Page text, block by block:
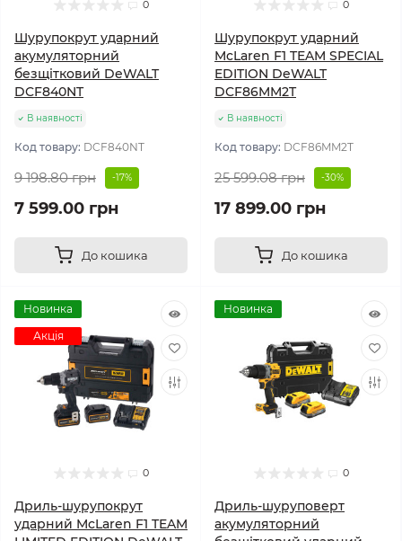
0
Шурупокрут ударний
акумуляторний
безщітковий DeWALT
DCF840NT
В наявності
Код товару: DCF840NT
9 198.80 грн -17%
7 599.00 грн
До кошика
0
Шурупокрут ударний
McLaren F1 TEAM SPECIAL
EDITION DeWALT
DCF86MM2T
В наявності
Код товару: DCF86MM2T
25 599.08 грн -30%
17 899.00 грн
До кошика
Новинка
Акція
0
Дриль-шурупокрут
ударний McLaren F1 TEAM
Новинка
0
Дриль-шуруповерт
акумуляторний